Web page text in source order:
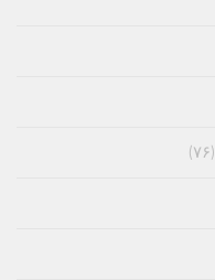
(۷۶)